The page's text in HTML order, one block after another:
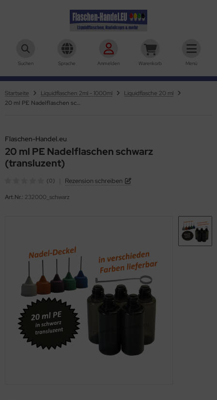
Suchen Sprache Anmelden Warenkorb Menü
Startseite Liquidflaschen 2ml - 1000ml
Liquidflasche 20 ml
20 ml PE Nadelflaschen schwarz (transluzent)
Flaschen-Handel.eu
20 ml PE Nadelflaschen schwarz
(transluzent)
(0) Rezension schreiben
Art.Nr.: 232000_schwarz